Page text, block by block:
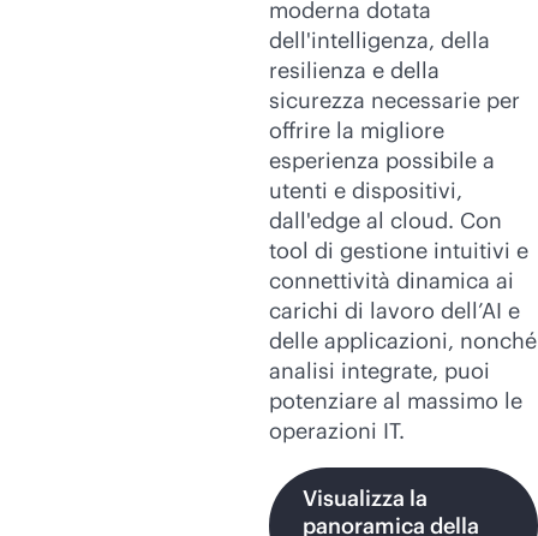
moderna dotata
dell'intelligenza, della
resilienza e della
sicurezza necessarie per
offrire la migliore
esperienza possibile a
utenti e dispositivi,
dall'edge al cloud. Con
tool di gestione intuitivi e
connettività dinamica ai
carichi di lavoro dell’AI e
delle applicazioni, nonché
analisi integrate, puoi
potenziare al massimo le
operazioni IT.
Visualizza la
panoramica della